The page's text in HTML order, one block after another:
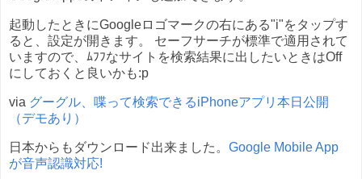
起動したときにGoogleロゴマークの右にある"i"をタップす
ると、設定が開きます。 セーフサーチが標準で適用されて
いますので、ﾑﾌﾌなサイトを検索結果に出したいときはOff
にしておくと良いかも:p
via グーグル、喋って検索できるiPhoneアプリ本日公開
（デモあり）
日本からもダウンロード出来ました。 Google Mobile App
が音声認識対応!